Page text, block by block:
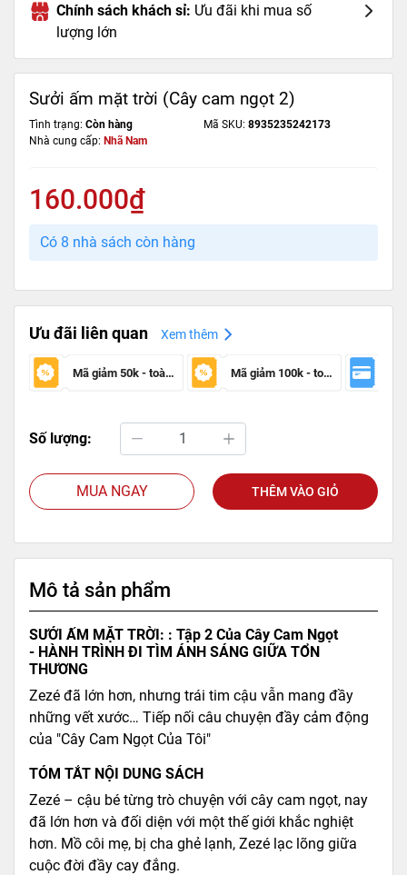
Chính sách khách sỉ: Ưu đãi khi mua số
lượng lớn
Sưởi ấm mặt trời (Cây cam ngọt 2)
Tình trạng: Còn hàng Mã SKU: 8935235242173
Nhà cung cấp: Nhã Nam
160.000₫
Có 8 nhà sách còn hàng
Ưu đãi liên quan Xem thêm
Mã giảm 50k - toàn sàn Mã giảm 100k - toàn sàn
Số lượng:
MUA NGAY THÊM VÀO GIỎ
Mô tả sản phẩm
SƯỞI ẤM MẶT TRỜI: : Tập 2 Của Cây Cam Ngọt
- HÀNH TRÌNH ĐI TÌM ÁNH SÁNG GIỮA TỔN
THƯƠNG
Zezé đã lớn hơn, nhưng trái tim cậu vẫn mang đầy
những vết xước… Tiếp nối câu chuyện đầy cảm động
của "Cây Cam Ngọt Của Tôi"
TÓM TẮT NỘI DUNG SÁCH
Zezé – cậu bé từng trò chuyện với cây cam ngọt, nay
đã lớn hơn và đối diện với một thế giới khắc nghiệt
hơn. Mồ côi mẹ, bị cha ghẻ lạnh, Zezé lạc lõng giữa
cuộc đời đầy cay đắng.